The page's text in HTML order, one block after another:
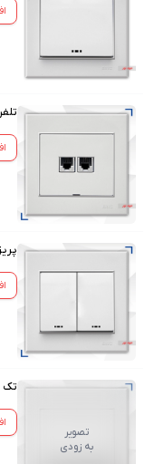
تصویر
به زودی
تک